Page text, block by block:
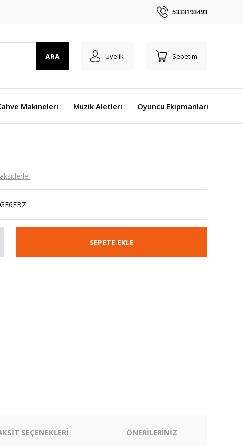
5333193493
ARA Üyelik Sepetim
Makineleri Müzik Aletleri Oyuncu Ekipmanları
SEPETE EKLE
SEÇENEKLERİ ÖNERİLERİNİZ